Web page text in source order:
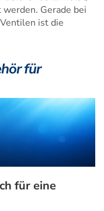
Gerade bei
ist die
für
für eine